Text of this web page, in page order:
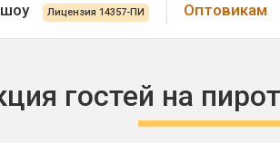
Хлопушки и
Лицензия 14357-ПИ Оптовикам
гостей на